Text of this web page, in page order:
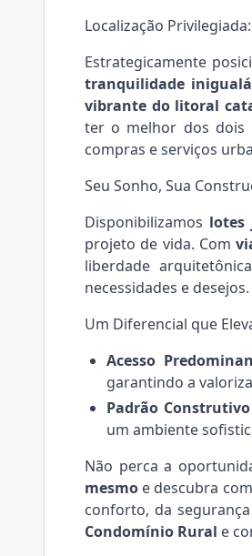
Localização
Estrategicamente
tranquilidade
vibrante do litoral
ter o melhor dos dois
compras e serviços
Seu Sonho, Sua
Disponibilizamos lotes
projeto de vida. Com
liberdade
necessidades e desejos.
Um Diferencial que
Acesso
garantindo a
Padrão
um ambiente
Não perca a
mesmo e descubra
conforto, da
Condomínio Rural e